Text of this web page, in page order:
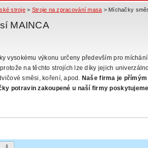
stroje> Stroje na zpracování masa > Míchačky
MAINCA
vysokému výkonu určeny především pro
na těchto strojích lze díky jejich
směsi, koření, apod. Naše firma je přímým
potravin zakoupené u naší firmy